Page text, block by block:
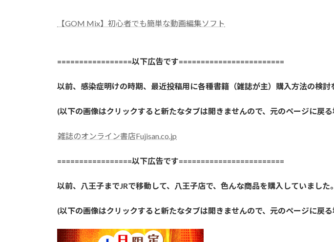
【GOM Mix】初心者でも簡単な動画編集ソフト
=================以下広告です========================
以前、感染症明けの時期、最近投稿用に各種書籍（雑誌が主）購入方法の検討
(以下の画像はクリックすると新たなタブは開きませんので、元のページに戻
雑誌のオンライン書店Fujisan.co.jp
=================以下広告です========================
以前、八王子までJRで移動して、八王子店で、色んな商品を購入していました。
(以下の画像はクリックすると新たなタブは開きませんので、元のページに戻